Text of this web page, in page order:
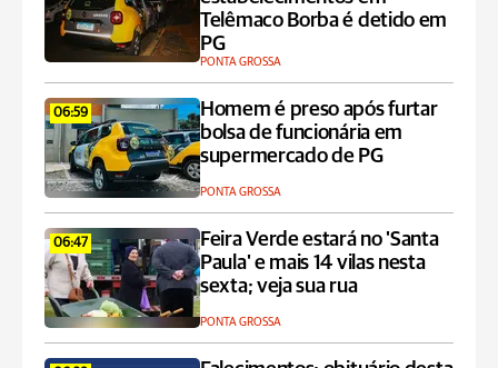
Telêmaco Borba é detido em
PG
PONTA GROSSA
06:59
Homem é preso após furtar
bolsa de funcionária em
supermercado de PG
PONTA GROSSA
06:47
Feira Verde estará no 'Santa
Paula' e mais 14 vilas nesta
sexta; veja sua rua
PONTA GROSSA